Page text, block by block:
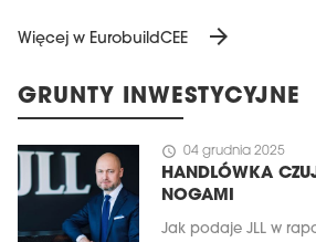
Więcej w EurobuildCEE arrow_forward
GRUNTY INWESTYCYJNE
schedule 04 grudnia 2025
HANDLÓWKA
NOGAMI
Jak podaje JLL w